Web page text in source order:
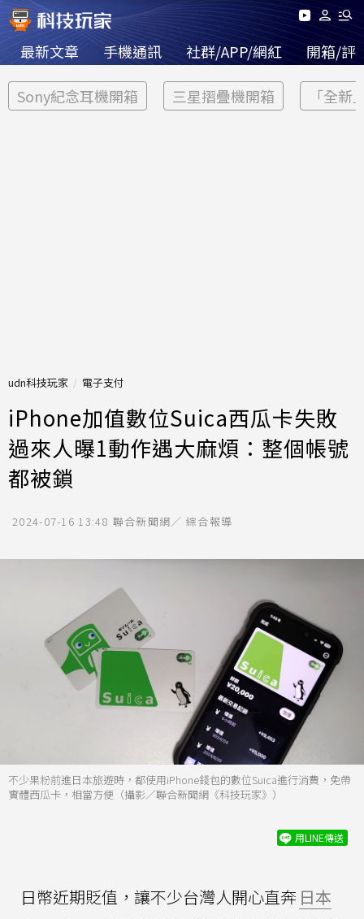
最新文章 手機通訊 社群/APP/網紅 開箱/評
Sony紀念耳機開箱 三星摺疊機開箱 「全新
udn科技玩家 電子支付
iPhone加值數位Suica西瓜卡失敗
過來人曝1動作遇大麻煩：整個帳號
都被鎖
2024-07-16 13:48 聯合新聞網／ 綜合報導
不少果粉前進日本旅遊時，都使用iPhone錢包的數位Suica進行消費，免帶
實體西瓜卡，相當方便（攝影／聯合新聞網《科技玩家》）
用LINE傳送
日幣近期貶值，讓不少台灣人開心直奔 日本